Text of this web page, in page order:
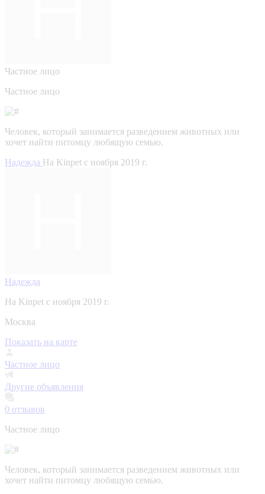
Частное лицо
Частное лицо
Человек, который занимается разведением животных или
хочет найти питомцу любящую семью.
Надежда На Kinpet c ноября 2019 г.
Надежда
На Kinpet c ноября 2019 г.
Москва
Показать на карте
Частное лицо
Другие объявления
0 отзывов
Частное лицо
Человек, который занимается разведением животных или
хочет найти питомцу любящую семью.